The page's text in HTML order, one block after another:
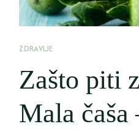
ZDRAVLJE
Zašto piti
Mala čaša